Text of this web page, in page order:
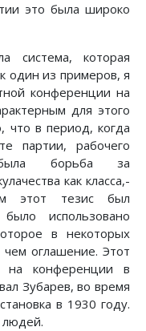
это была широко
система, которая
один из примеров, я
конференции на
для этого
что в период, когда
партии, рабочего
борьба за
как класса,-
этот тезис был
использовано
в некоторых
чем оглашение. Этот
на конференции в
Зубарев, во время
в 1930 году.
людей.